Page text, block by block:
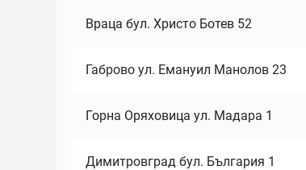
Враца бул. Христо Ботев 52
Габрово ул. Емануил Манолов 23
Горна Оряховица ул. Мадара 1
Димитровград бул. България 1